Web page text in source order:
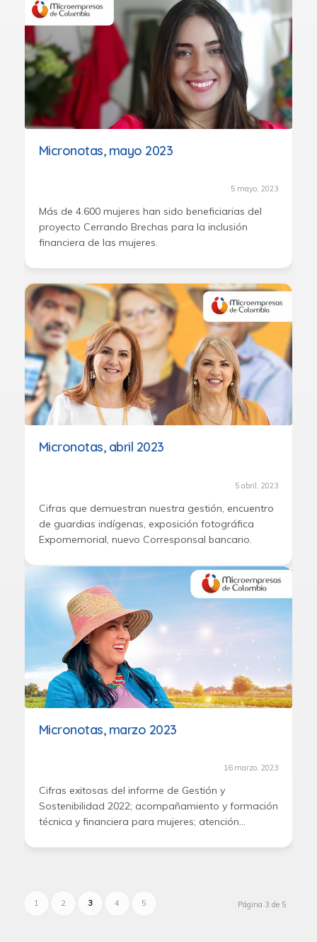
Micronotas, mayo 2023
5 mayo, 2023
Más de 4.600 mujeres han sido beneficiarias del
proyecto Cerrando Brechas para la inclusión
financiera de las mujeres.
Micronotas, abril 2023
5 abril, 2023
Cifras que demuestran nuestra gestión, encuentro
de guardias indígenas, exposición fotográfica
Expomemorial, nuevo Corresponsal bancario.
Micronotas, marzo 2023
16 marzo, 2023
Cifras exitosas del informe de Gestión y
Sostenibilidad 2022; acompañamiento y formación
técnica y financiera para mujeres; atención
Página 3 de 5
1 2 3 4 5